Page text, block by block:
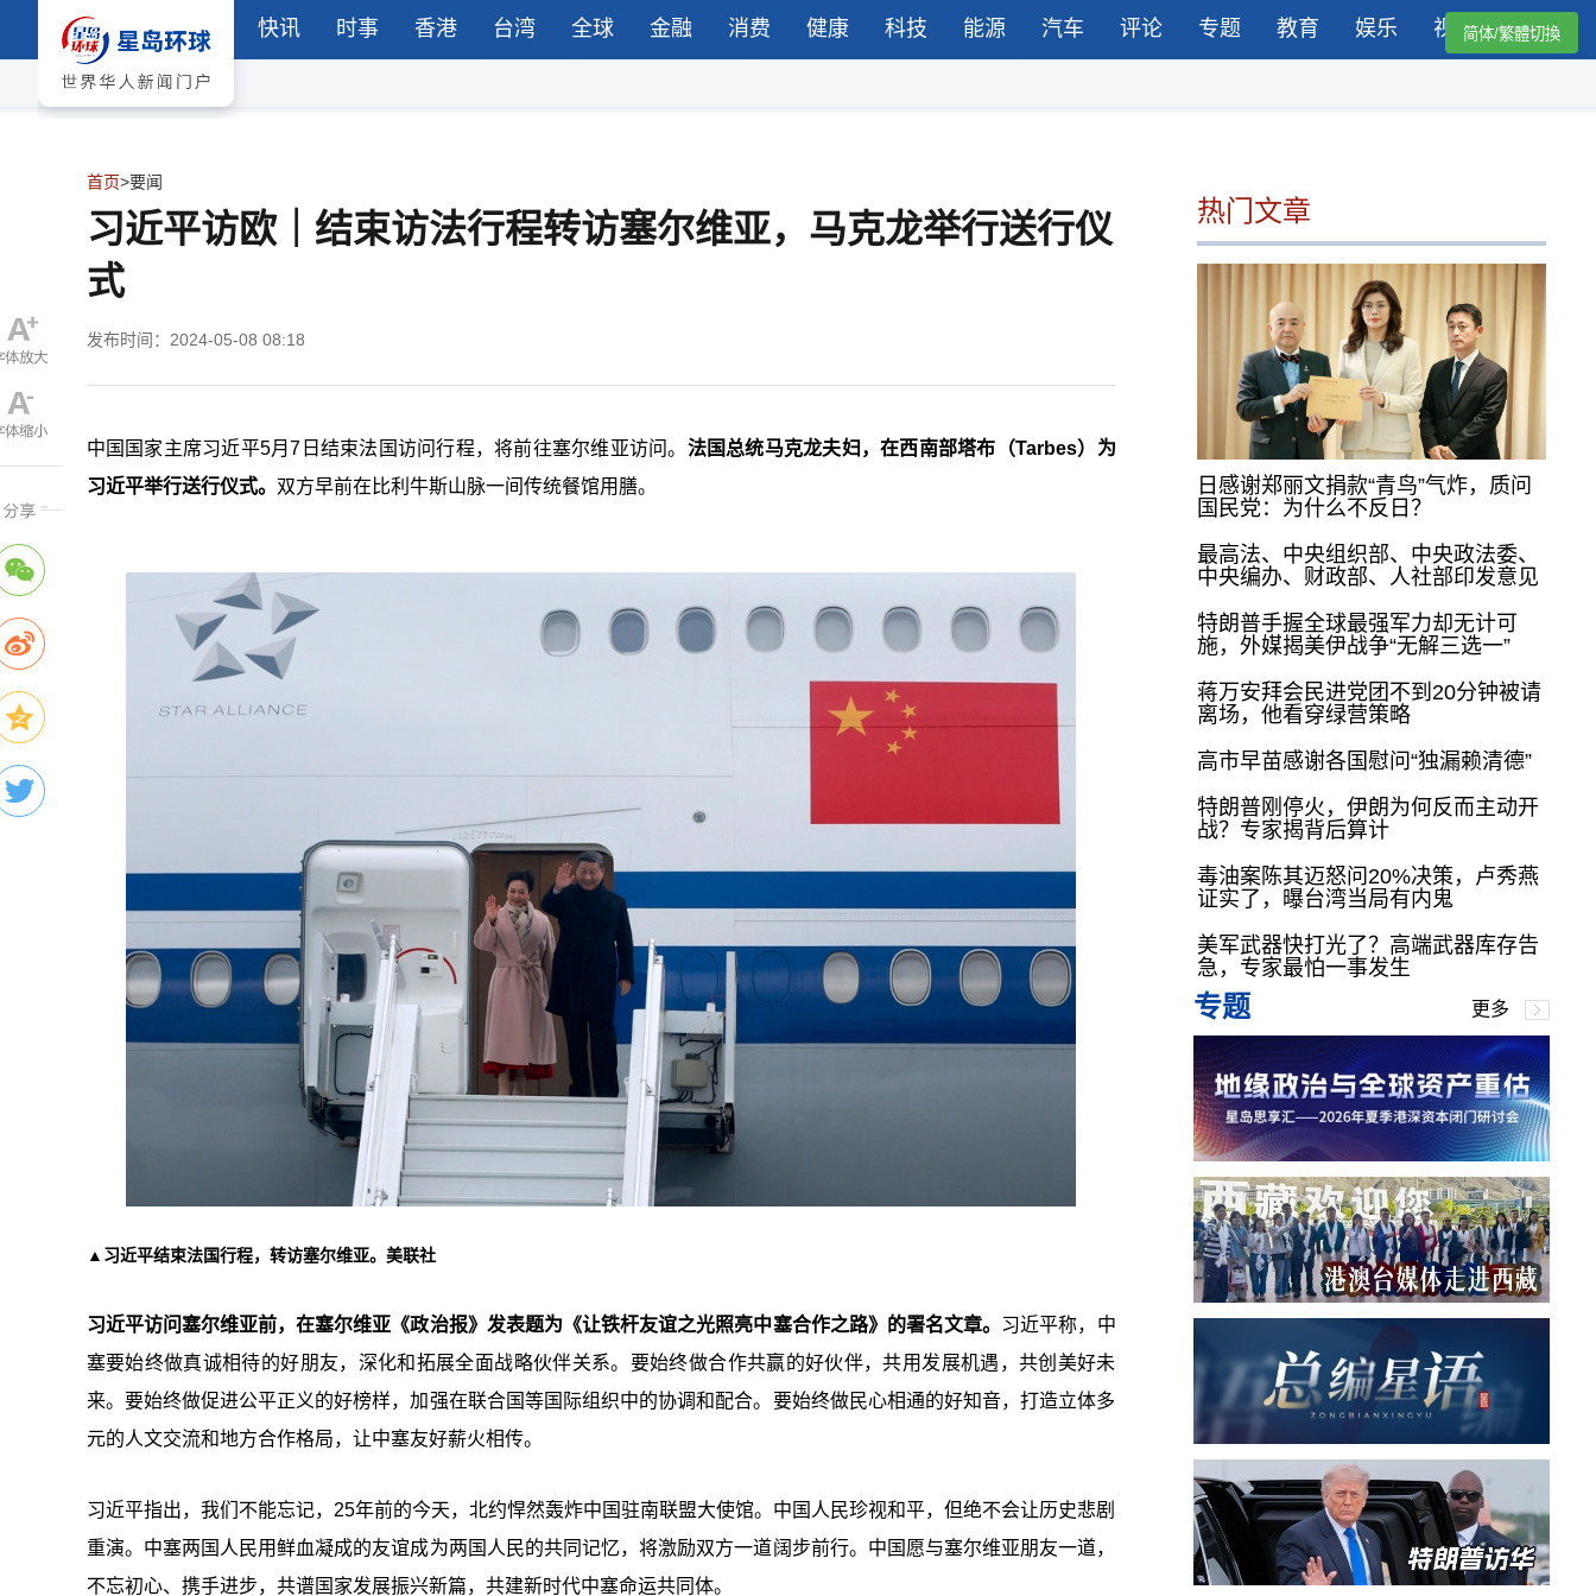
快讯 时事 香港 台湾 全球 金融 消费 健康 科技 能源 汽车 评论 专题 教育 娱乐 视频简体/繁體切換
首页>要闻
习近平访欧｜结束访法行程转访塞尔维亚，马克龙举行送行仪
式
发布时间：2024-05-08 08:18
中国国家主席习近平5月7日结束法国访问行程，将前往塞尔维亚访问。 法国总统马克龙夫妇，在西南部塔布（Tarbes）为
习近平举行送行仪式。 双方早前在比利牛斯山脉一间传统餐馆用膳。
▲习近平结束法国行程，转访塞尔维亚。美联社
习近平访问塞尔维亚前，在塞尔维亚《政治报》发表题为《让铁杆友谊之光照亮中塞合作之路》的署名文章。 习近平称，中
塞要始终做真诚相待的好朋友，深化和拓展全面战略伙伴关系。要始终做合作共赢的好伙伴，共用发展机遇，共创美好未
来。要始终做促进公平正义的好榜样，加强在联合国等国际组织中的协调和配合。要始终做民心相通的好知音，打造立体多
元的人文交流和地方合作格局，让中塞友好薪火相传。
习近平指出，我们不能忘记，25年前的今天，北约悍然轰炸中国驻南联盟大使馆。中国人民珍视和平，但绝不会让历史悲剧
重演。中塞两国人民用鲜血凝成的友谊成为两国人民的共同记忆，将激励双方一道阔步前行。中国愿与塞尔维亚朋友一道，
不忘初心、携手进步，共谱国家发展振兴新篇，共建新时代中塞命运共同体。
热门文章
日感谢郑丽文捐款“青鸟”气炸，质问
国民党：为什么不反日？
最高法、中央组织部、中央政法委、
中央编办、财政部、人社部印发意见
特朗普手握全球最强军力却无计可
施，外媒揭美伊战争“无解三选一”
蒋万安拜会民进党团不到20分钟被请
离场，他看穿绿营策略
高市早苗感谢各国慰问“独漏赖清德”
特朗普刚停火，伊朗为何反而主动开
战？专家揭背后算计
毒油案陈其迈怒问20%决策，卢秀燕
证实了，曝台湾当局有内鬼
美军武器快打光了？高端武器库存告
急，专家最怕一事发生
专题 更多